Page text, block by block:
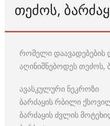
ᲗᲔᲫᲝᲡ,
რომელი დაავადებების
აღინიშნებოდეს თეძოს,
ავასკულური ნეკროზი
ბარძაყის რბილი
ბარძაყის ძვლის